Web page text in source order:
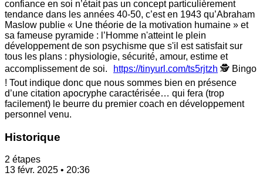
confiance en soi n’était pas un concept particulièrement
tendance dans les années 40-50, c’est en 1943 qu’Abraham
Maslow publie « Une théorie de la motivation humaine » et
sa fameuse pyramide : l’Homme n'atteint le plein
développement de son psychisme que s'il est satisfait sur
tous les plans : physiologie, sécurité, amour, estime et
accomplissement de soi.
https://tinyurl.com/ts5rjtzh 🕵️ Bingo
! Tout indique donc que nous sommes bien en présence
d’une citation apocryphe caractérisée… qui fera (trop
facilement) le beurre du premier coach en développement
personnel venu.
Historique
2 étapes
13 févr. 2025 • 20:36